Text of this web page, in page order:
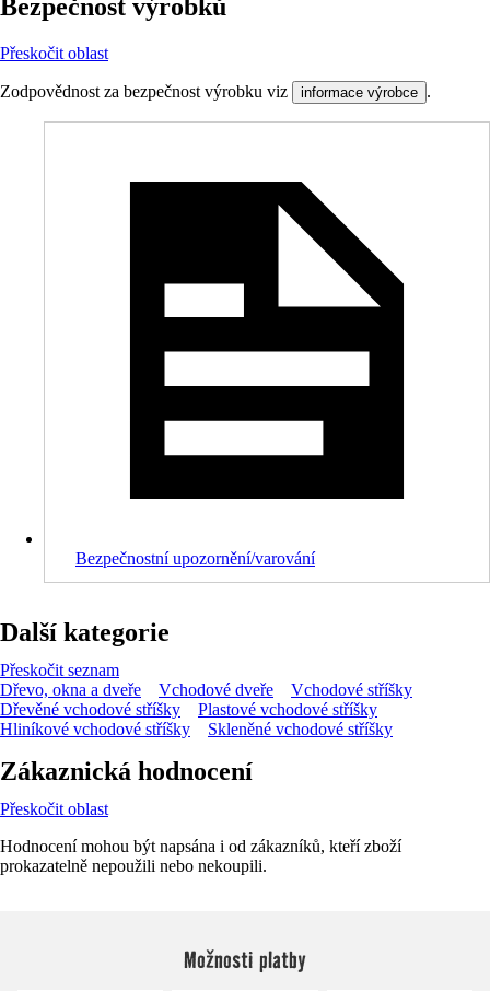
Bezpečnost výrobků
Přeskočit oblast
Zodpovědnost za bezpečnost výrobku viz informace výrobce .
Bezpečnostní upozornění/varování
Další kategorie
Přeskočit seznam
Dřevo, okna a dveře
Vchodové dveře
Vchodové stříšky
Dřevěné vchodové stříšky
Plastové vchodové stříšky
Hliníkové vchodové stříšky
Skleněné vchodové stříšky
Zákaznická hodnocení
Přeskočit oblast
Hodnocení mohou být napsána i od zákazníků, kteří zboží
prokazatelně nepoužili nebo nekoupili.
Možnosti platby